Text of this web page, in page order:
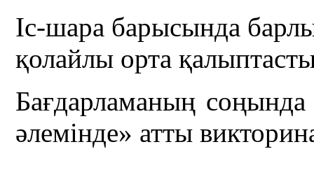
Іс-шара барысында
қолайлы орта
Бағдарламаның соңында
әлемінде» атты